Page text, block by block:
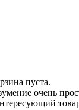
пуста.
очень